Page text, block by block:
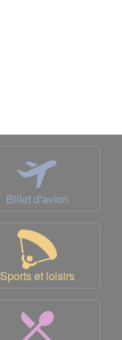
Billet d'avion
Sports et loisirs